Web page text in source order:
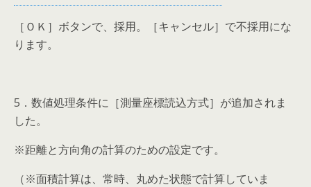
［ＯＫ］ボタンで、採用。［キャンセル］で不採用にな
ります。
5．数値処理条件に［測量座標読込方式］が追加されま
した。
※距離と方向角の計算のための設定です。
（※面積計算は、常時、丸めた状態で計算していま